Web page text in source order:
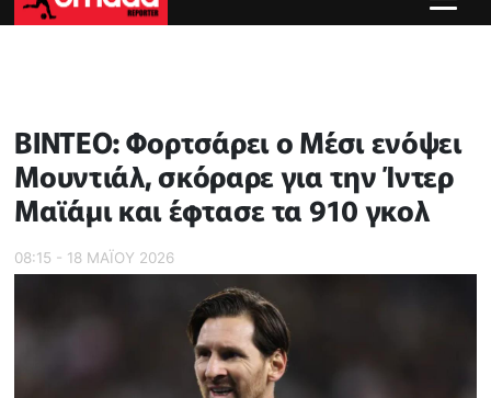
ΒΙΝΤΕΟ: Φορτσάρει ο Μέσι ενόψει
Μουντιάλ, σκόραρε για την Ίντερ
Μαϊάμι και έφτασε τα 910 γκολ
08:15 - 18 ΜΑΪ́ΟΥ 2026